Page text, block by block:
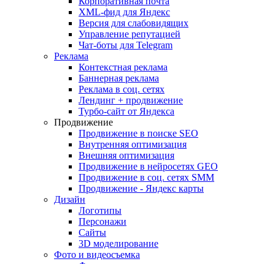
XML-фид для Яндекс
Версия для слабовидящих
Управление репутацией
Чат-боты для Telegram
Реклама
Контекстная реклама
Баннерная реклама
Реклама в соц. сетях
Лендинг + продвижение
Турбо-сайт от Яндекса
Продвижение
Продвижение в поиске SEO
Внутренняя оптимизация
Внешняя оптимизация
Продвижение в нейросетях GEO
Продвижение в соц. сетях SMM
Продвижение - Яндекс карты
Дизайн
Логотипы
Персонажи
Сайты
3D моделирование
Фото и видеосъемка